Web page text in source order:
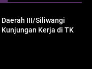
Daerah III/Siliwangi
Kerja di TK